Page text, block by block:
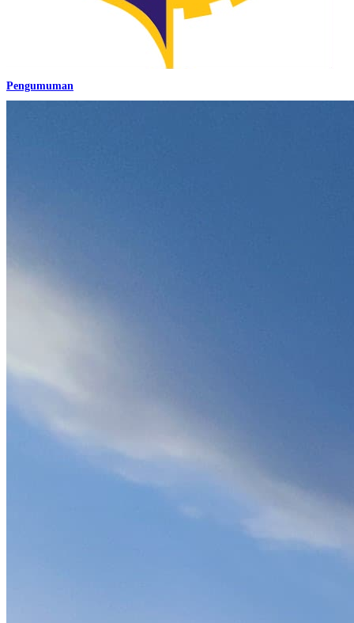
Pengumuman